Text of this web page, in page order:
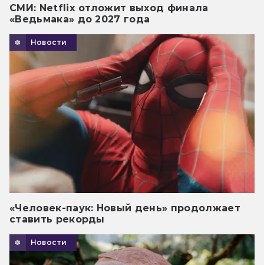
СМИ: Netflix отложит выход финала
«Ведьмака» до 2027 года
Новости
«Человек-паук: Новый день» продолжает
ставить рекорды
Новости